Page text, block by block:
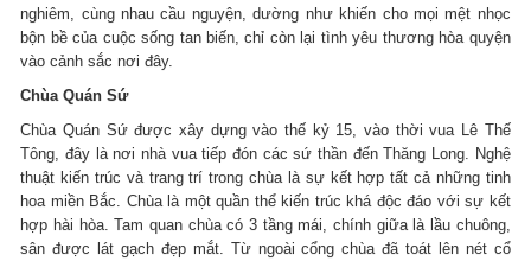
nghiêm, cùng nhau cầu nguyện, dường như khiến cho mọi mệt nhọc
bộn bề của cuộc sống tan biến, chỉ còn lại tình yêu thương hòa quyện
vào cảnh sắc nơi đây.
Chùa Quán Sứ
Chùa Quán Sứ được xây dựng vào thế kỷ 15, vào thời vua Lê Thế
Tông, đây là nơi nhà vua tiếp đón các sứ thần đến Thăng Long. Nghệ
thuật kiến trúc và trang trí trong chùa là sự kết hợp tất cả những tinh
hoa miền Bắc. Chùa là một quần thể kiến trúc khá độc đáo với sự kết
hợp hài hòa. Tam quan chùa có 3 tầng mái, chính giữa là lầu chuông,
sân được lát gạch đẹp mắt. Từ ngoài cổng chùa đã toát lên nét cổ